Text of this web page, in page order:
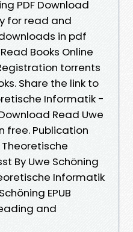
PDF Download
for read and
in pdf
Books Online
torrents
Share the link to
Informatik -
Read Uwe
free. Publication
Theoretische
By Uwe Schöning
Informatik
EPUB
and